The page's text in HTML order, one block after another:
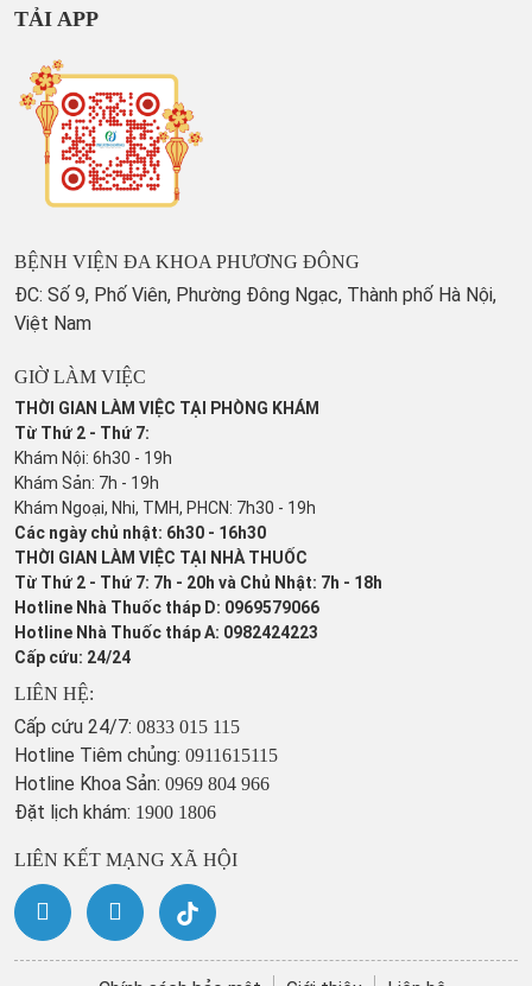
TẢI APP
BỆNH VIỆN ĐA KHOA PHƯƠNG ĐÔNG
ĐC: Số 9, Phố Viên, Phường Đông Ngạc, Thành phố Hà Nội,
Việt Nam
GIỜ LÀM VIỆC
THỜI GIAN LÀM VIỆC TẠI PHÒNG KHÁM
Từ Thứ 2 - Thứ 7:
Khám Nội: 6h30 - 19h
Khám Sản: 7h - 19h
Khám Ngoại, Nhi, TMH, PHCN: 7h30 - 19h
Các ngày chủ nhật: 6h30 - 16h30
THỜI GIAN LÀM VIỆC TẠI NHÀ THUỐC
Từ Thứ 2 - Thứ 7: 7h - 20h và Chủ Nhật: 7h - 18h
Hotline Nhà Thuốc tháp D: 0969579066
Hotline Nhà Thuốc tháp A: 0982424223
Cấp cứu: 24/24
LIÊN HỆ:
Cấp cứu 24/7: 0833 015 115
Hotline Tiêm chủng: 0911615115
Hotline Khoa Sản: 0969 804 966
Đặt lịch khám: 1900 1806
LIÊN KẾT MẠNG XÃ HỘI